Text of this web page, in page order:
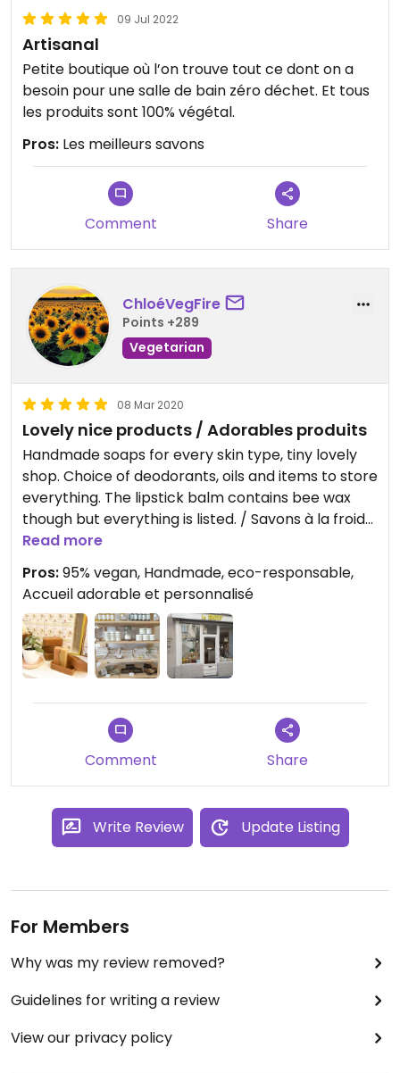
09 Jul 2022
Artisanal
Petite boutique où l’on trouve tout ce dont on a
besoin pour une salle de bain zéro déchet. Et tous
les produits sont 100% végétal.
Pros: Les meilleurs savons
Comment Share
ChloéVegFire
Points +289
Vegetarian
08 Mar 2020
Lovely nice products / Adorables produits
Handmade soaps for every skin type, tiny lovely
shop. Choice of deodorants, oils and items to store
everything. The lipstick balm contains bee wax
though but everything is listed. / Savons à la froid
faits main pour chaque type de peau, adorable
petit magasin. Un choix de déodorants crème,
d'huiles végétales et d'objets pour les ranger ou
transporter. Les baumes à lèvres contiennent de
la cire d'abeille, mais tous les ingrédients sont
indiqués.
Read more
Pros:95% vegan, Handmade, eco-responsable,
Accueil adorable et personnalisé
Comment Share
Write Review Update Listing
For Members
Why was my review removed?
Guidelines for writing a review
View our privacy policy